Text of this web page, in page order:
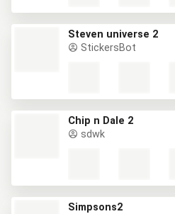
Steven universe 2
StickersBot
Chip n Dale 2
sdwk
Simpsons2